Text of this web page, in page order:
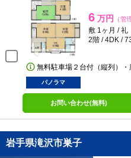
6 万円 （管
敷 1ヶ月 / 礼
2階 / 4DK /
無料駐車場２台付（縦列）
パノラマ
お問い合わせ(無料)
岩手県滝沢市巣子